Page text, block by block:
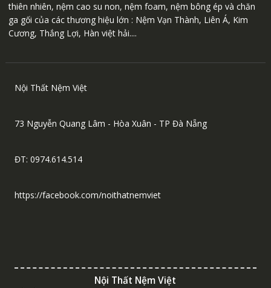
thiên nhiên, nệm cao su non, nệm foam, nệm bông ép và chăn
ga gối của các thương hiệu lớn : Nệm Vạn Thành, Liên Á, Kim
Cương, Thắng Lợi, Hàn việt hải....
Nội Thất Nệm Việt
73 Nguyễn Quang Lâm - Hòa Xuân - TP Đà Nẵng
ĐT: 0974.614.514
https://facebook.com/noithatnemviet
Nội Thất Nệm Việt